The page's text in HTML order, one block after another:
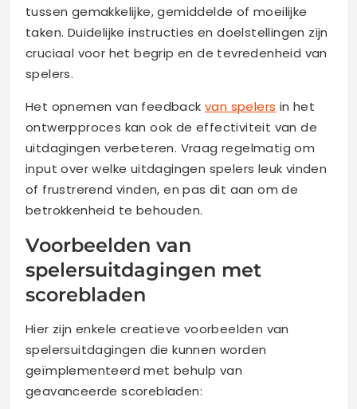
tussen gemakkelijke, gemiddelde of moeilijke
taken. Duidelijke instructies en doelstellingen zijn
cruciaal voor het begrip en de tevredenheid van
spelers.
Het opnemen van feedback van spelers in het
ontwerpproces kan ook de effectiviteit van de
uitdagingen verbeteren. Vraag regelmatig om
input over welke uitdagingen spelers leuk vinden
of frustrerend vinden, en pas dit aan om de
betrokkenheid te behouden.
Voorbeelden van
spelersuitdagingen met
scorebladen
Hier zijn enkele creatieve voorbeelden van
spelersuitdagingen die kunnen worden
geïmplementeerd met behulp van
geavanceerde scorebladen: